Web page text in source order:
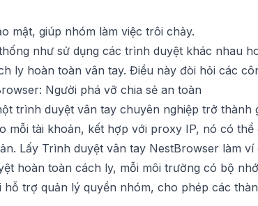
mật, giúp nhóm làm việc trôi chảy.
như sử dụng các trình duyệt khác nhau
ly hoàn toàn vân tay. Điều này đòi hỏi các
Người phá vỡ chia sẻ an toàn
trình duyệt vân tay chuyên nghiệp trở thành
mỗi tài khoản, kết hợp với proxy IP, nó có thể
Lấy Trình duyệt vân tay NestBrowser làm ví
hoàn toàn cách ly, mỗi môi trường có bộ
trợ quản lý quyền nhóm, cho phép các